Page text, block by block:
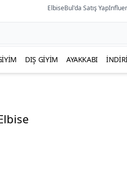
ElbiseBul'da Satış Yap
DIŞ GIYIM AYAKKABI